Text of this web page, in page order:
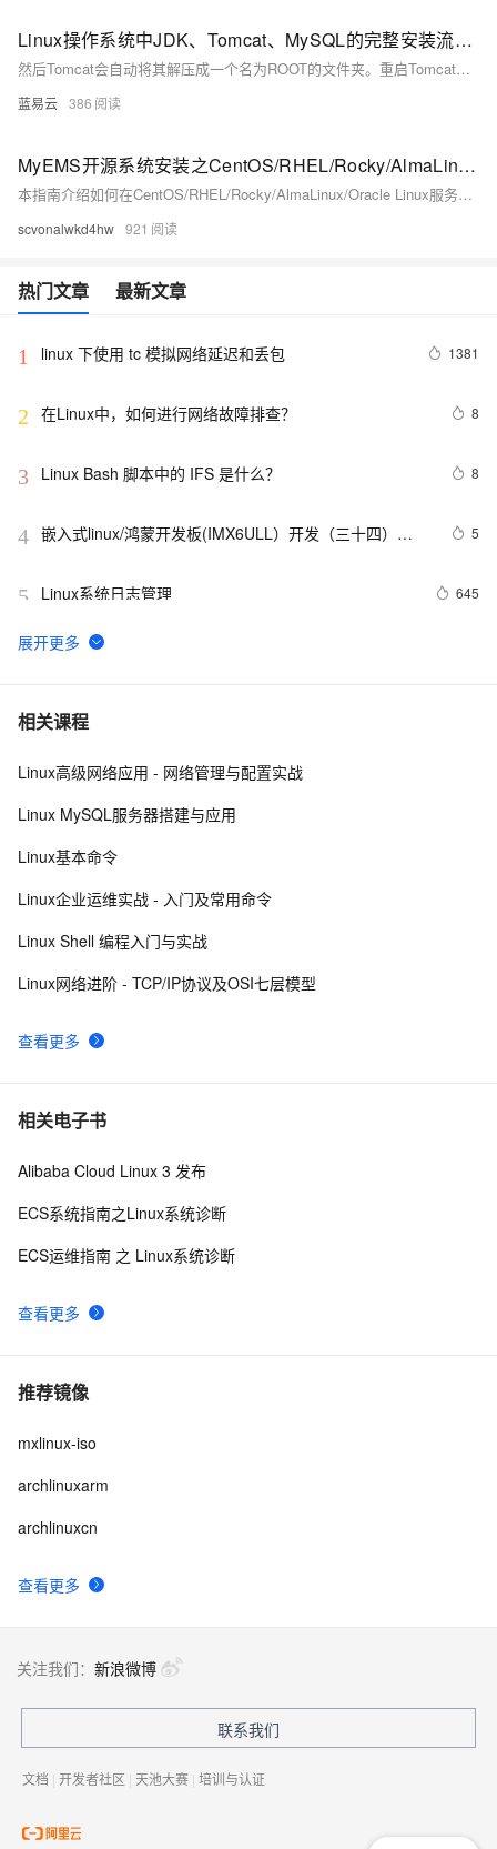
Linux操作系统中JDK、Tomcat、MySQL的完整安装流程以及J2EE后端接口的部署
然后Tomcat会自动将其解压成一个名为ROOT的文件夹。重启Tomcat，让新“植物”适应新环境。访问http://localhost:8080/yourproject看到你的项目页面，说明“植物”种植成功。
蓝易云 386
MyEMS开源系统安装之CentOS/RHEL/Rocky/AlmaLinux/Oracle Linux
本指南介绍如何在CentOS/RHEL/Rocky/AlmaLinux/Oracle Linux服务器上部署MyEMS开源能源管理系统。内容涵盖系统准备、数据库配置、多个MyEMS服务（如myems-api、myems-admin、myems-modbus-tcp等）的安装与配置，以及Nginx服务器设置和防火墙规则调整。通过完成所有步骤，您将能够访问MyEMS Admin UI和Web UI，默认端口分别为8001和80，初始登录凭据已提供。
scvonalwkd4hw 921
热门文章 最新文章
1 linux 下使用 tc 模拟网络延迟和丢包 1381
2 8
3 Linux Bash 脚本中的 IFS 是什么？ 8
4 嵌入式linux/鸿蒙开发板(IMX6ULL）开发（三十四）
5
5 Linux系统日志管理 645
6 VMware安装Linux第一天
7 linux DHCP
8 Linux系统命令归纳
10 每日一个计算机小知识：Linux
相关课程
查看更多
Linux高级网络应用 - 网络管理与配置实战
Linux MySQL服务器搭建与应用
Linux基本命令
Linux企业运维实战 - 入门及常用命令
Linux Shell 编程入门与实战
Linux网络进阶 - TCP/IP协议及OSI七层模型
相关电子书
查看更多
Alibaba Cloud Linux 3 发布
ECS系统指南之Linux系统诊断
ECS运维指南 之 Linux系统诊断
推荐镜像
查看更多
mxlinux-iso
archlinuxarm
archlinuxcn
关注我们： 新浪微博
联系我们
文档 | 开发者社区 | 天池大赛 | 培训与认证